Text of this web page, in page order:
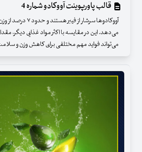
قالب پاورپوینت آووکادو شماره 4
آووکادوها سرشار از فیبر
می‌دهد. این در مقایسه با اکثر مواد غذایی دیگر،
می‌تواند فواید مهم مختلفی برای کاهش وزن و